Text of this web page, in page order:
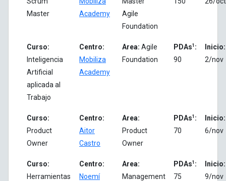
Master
Academy
Agile
Foundation
Curso:
Inteligencia
Artificial
aplicada al
Trabajo
Centro:
Mobiliza
Academy
Area: Agile
Foundation
PDAs1 :
90
Inicio:
2/nov
Curso:
Product
Owner
Centro:
Aitor
Castro
Area:
Product
Owner
PDAs1 :
70
Inicio:
6/nov
Curso:
Herramientas
Centro:
Noemí
Area:
Management
PDAs1 :
75
Inicio:
9/nov